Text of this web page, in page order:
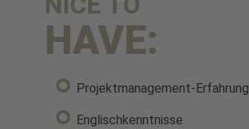
HAVE:
Projektmanagement-Erfahrung
Englischkenntnisse